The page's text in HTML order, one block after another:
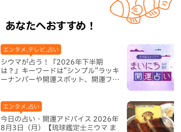
あなたへおすすめ！
シウマが占う！『2026年下半期
は？』キーワードは”シンプル”ラッキ
ーナンバーや開運スポット、開運フー
エンタメ,テレビ,占い
今日の占い・開運アドバイス 2026年
8月3日（月）【琉球鑑定士ミウマ ま
エンタメ,占い